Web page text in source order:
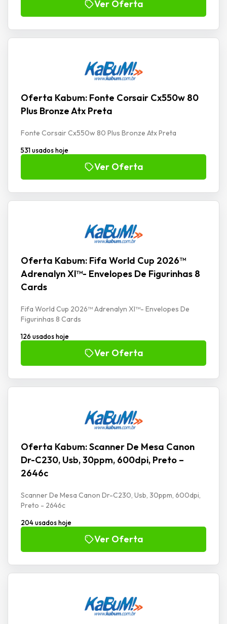
Ver Oferta
Oferta Kabum: Fonte Corsair Cx550w 80
Plus Bronze Atx Preta
Fonte Corsair Cx550w 80 Plus Bronze Atx Preta
531 usados hoje
Ver Oferta
Oferta Kabum: Fifa World Cup 2026™
Adrenalyn Xl™- Envelopes De Figurinhas 8
Cards
Fifa World Cup 2026™ Adrenalyn Xl™- Envelopes De
Figurinhas 8 Cards
126 usados hoje
Ver Oferta
Oferta Kabum: Scanner De Mesa Canon
Dr-C230, Usb, 30ppm, 600dpi, Preto –
2646c
Scanner De Mesa Canon Dr-C230, Usb, 30ppm, 600dpi,
Preto - 2646c
204 usados hoje
Ver Oferta